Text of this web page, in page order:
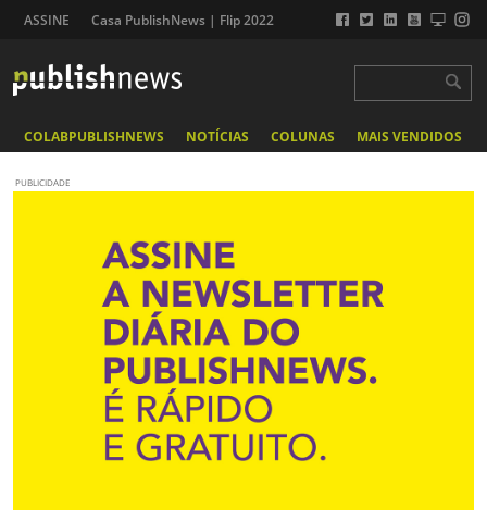
ASSINE Casa PublishNews | Flip 2022
COLABPUBLISHNEWS NOTÍCIAS COLUNAS MAIS VENDIDOS
PUBLICIDADE